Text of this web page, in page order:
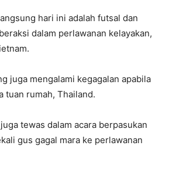
hari ini adalah futsal dan
dalam perlawanan kelayakan,
juga mengalami kegagalan apabila
tuan rumah, Thailand.
tewas dalam acara berpasukan
gus gagal mara ke perlawanan